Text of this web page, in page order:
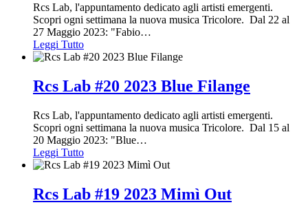
Rcs Lab, l'appuntamento dedicato agli artisti emergenti.
Scopri ogni settimana la nuova musica Tricolore. Dal 22 al
27 Maggio 2023: "Fabio…
Leggi Tutto
Rcs Lab #20 2023 Blue Filange
Rcs Lab, l'appuntamento dedicato agli artisti emergenti.
Scopri ogni settimana la nuova musica Tricolore. Dal 15 al
20 Maggio 2023: "Blue…
Leggi Tutto
Rcs Lab #19 2023 Mimì Out